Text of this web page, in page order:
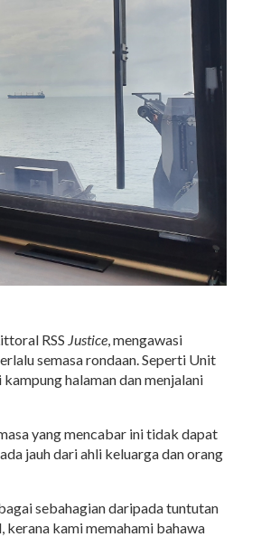
RSS Justice , mengawasi
semasa rondaan. Seperti Unit
halaman dan menjalani
yang mencabar ini tidak dapat
jauh dari ahli keluarga dan orang
sebahagian daripada tuntutan
kami memahami bahawa